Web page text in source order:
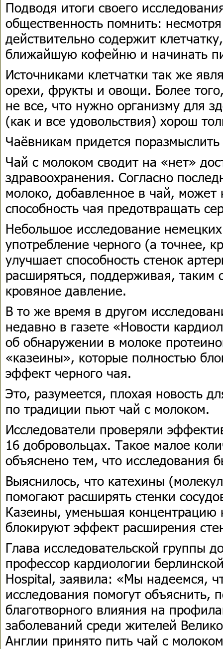
Подводя итоги своего
общественность помнить:
действительно содержит
ближайшую кофейню и начинать
Источниками клетчатки так же
орехи, фрукты и овощи. Более
не все, что нужно организму для
(как и все удовольствия) хорош
Чаёвникам придется поразмыслить
Чай с молоком сводит на «нет»
здравоохранения. Согласно
молоко, добавленное в чай, может
способность чая предотвращать
Небольшое исследование
употребление черного (а точнее,
улучшает способность стенок
расширяться, поддерживая, таким
кровяное давление.
В то же время в другом
недавно в газете «Новости
об обнаружении в молоке
«казеины», которые полностью
эффект черного чая.
Это, разумеется, плохая новость
по традиции пьют чай с молоком.
Исследователи проверяли
16 добровольцах. Такое малое
объяснено тем, что исследования
Выяснилось, что катехины
помогают расширять стенки
Казеины, уменьшая концентрацию
блокируют эффект расширения
Глава исследовательской группы
профессор кардиологии
Hospital, заявила: «Мы надеемся,
исследования помогут объяснить,
благотворного влияния на
заболеваний среди жителей
Англии принято пить чай с